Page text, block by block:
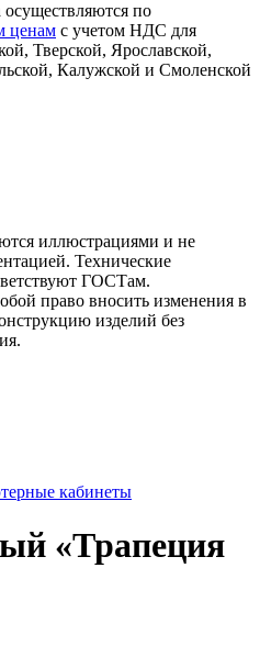
осуществляются по
ценам с учетом НДС для
Тверской, Ярославской,
Калужской и Смоленской
иллюстрациями и не
Технические
ГОСТам.
право вносить изменения в
изделий без
кабинеты
«Трапеция